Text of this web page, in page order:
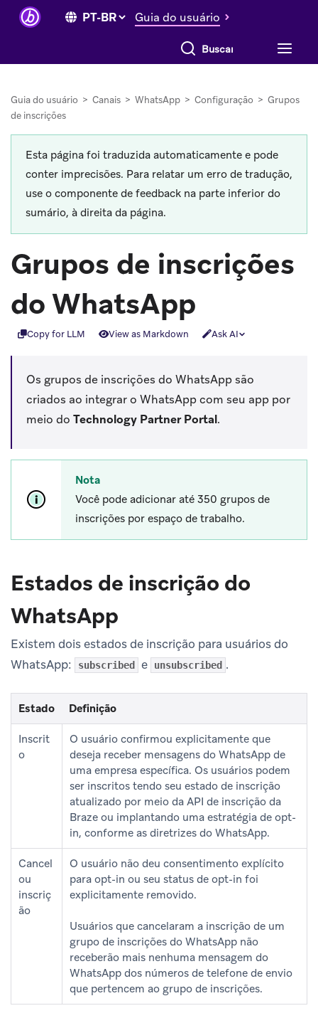
Guia do usuário
Buscar tudo
Guia do usuário > Canais > WhatsApp > Configuração > Grupos
de inscrições
Esta página foi traduzida automaticamente e pode
conter imprecisões. Para relatar um erro de tradução,
use o componente de feedback na parte inferior do
sumário, à direita da página.
Grupos de inscrições
do WhatsApp
Copy for LLM View as Markdown Ask AI
Os grupos de inscrições do WhatsApp são
criados ao integrar o WhatsApp com seu app por
meio do Technology Partner Portal.
Nota
Você pode adicionar até 350 grupos de
inscrições por espaço de trabalho.
Estados de inscrição do
WhatsApp
Existem dois estados de inscrição para usuários do
WhatsApp:
subscribed e unsubscribed .
Estado Definição
Inscrit
o
O usuário confirmou explicitamente que
deseja receber mensagens do WhatsApp de
uma empresa específica. Os usuários podem
ser inscritos tendo seu estado de inscrição
atualizado por meio da API de inscrição da
Braze ou implantando uma estratégia de opt-
in, conforme as diretrizes do WhatsApp.
Cancel
ou
inscriç
ão
O usuário não deu consentimento explícito
para opt-in ou seu status de opt-in foi
explicitamente removido.
Usuários que cancelaram a inscrição de um
grupo de inscrições do WhatsApp não
receberão mais nenhuma mensagem do
WhatsApp dos números de telefone de envio
que pertencem ao grupo de inscrições.